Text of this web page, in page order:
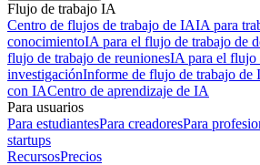
Flujo de trabajo IA
Centro de flujos de trabajo de IAIA para
conocimientoIA para el flujo de trabajo de
flujo de trabajo de reunionesIA para el flujo
investigaciónInforme de flujo de trabajo de
con IACentro de aprendizaje de IA
Para usuarios
Para estudiantesPara creadoresPara
startups
RecursosPrecios